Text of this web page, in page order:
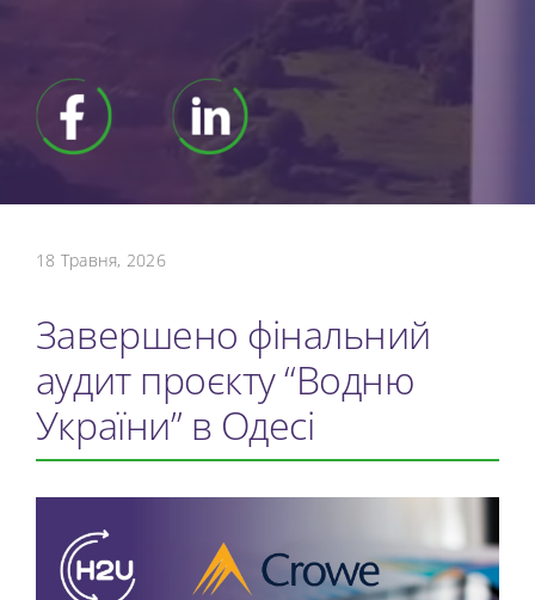
18 Травня, 2026
Завершено фінальний
аудит проєкту “Водню
України” в Одесі